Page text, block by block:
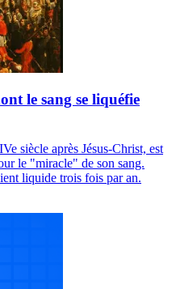
le sang se liquéfie
siècle après Jésus-Christ, est
le "miracle" de son sang.
liquide trois fois par an.